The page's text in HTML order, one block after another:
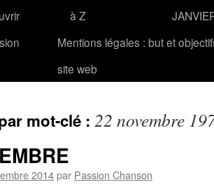
à Z
Mentions légales : but et
site web
mot-clé : 22 novembre
2014par Passion Chanson